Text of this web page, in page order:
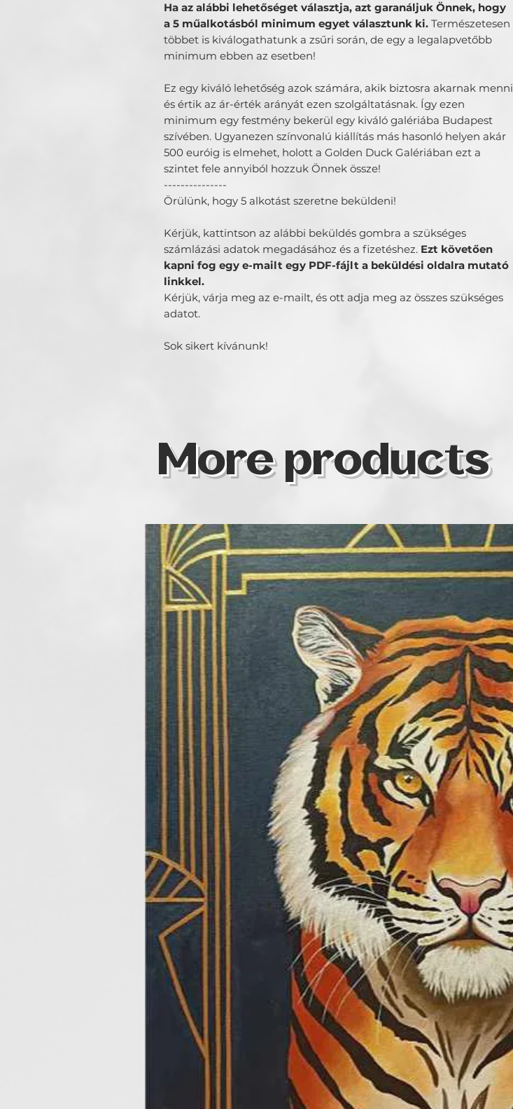
Ha az alábbi lehetőséget választja, azt garanáljuk Önnek, hogy
a 5 műalkotásból minimum egyet választunk ki. Természetesen
többet is kiválogathatunk a zsűri során, de egy a legalapvetőbb
minimum ebben az esetben!
Ez egy kiváló lehetőség azok számára, akik biztosra akarnak menni
és értik az ár-érték arányát ezen szolgáltatásnak. Így ezen
minimum egy festmény bekerül egy kiváló galériába Budapest
szívében. Ugyanezen színvonalú kiállítás más hasonló helyen akár
500 euróig is elmehet, holott a Golden Duck Galériában ezt a
szintet fele annyiból hozzuk Önnek össze!
---------------
Örülünk, hogy 5 alkotást szeretne beküldeni!
Kérjük, kattintson az alábbi beküldés gombra a szükséges
számlázási adatok megadásához és a fizetéshez. Ezt követően
kapni fog egy e-mailt egy PDF-fájlt a beküldési oldalra mutató
linkkel.
Kérjük, várja meg az e-mailt, és ott adja meg az összes szükséges
adatot.
Sok sikert kívánunk!
More products